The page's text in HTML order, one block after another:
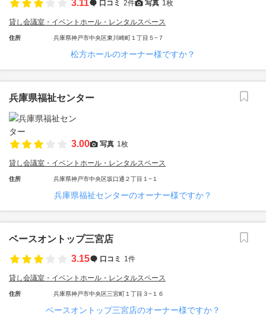
3.11 口コミ 2件 写真 1枚
貸し会議室・イベントホール・レンタルスペース
住所 兵庫県神戸市中央区東川崎町１丁目５−７
松方ホールのオーナー様ですか？
兵庫県福祉センター
3.00 写真 1枚
貸し会議室・イベントホール・レンタルスペース
住所 兵庫県神戸市中央区坂口通２丁目１−１
兵庫県福祉センターのオーナー様ですか？
ベースオントップ三宮店
3.15
口コミ 1件
貸し会議室・イベントホール・レンタルスペース
住所 兵庫県神戸市中央区三宮町１丁目３−１６
ベースオントップ三宮店のオーナー様ですか？